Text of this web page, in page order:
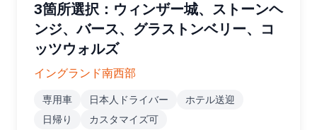
3箇所選択：ウィンザー城、ストーンヘ
ンジ、バース、グラストンベリー、コ
ッツウォルズ
イングランド南西部
専用車 日本人ドライバー
ホテル送迎
日帰り
カスタマイズ可